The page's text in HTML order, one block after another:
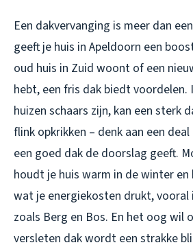
Een dakvervanging is meer dan
geeft je huis in Apeldoorn een
oud huis in Zuid woont of een
hebt, een fris dak biedt voordelen.
huizen schaars zijn, kan een sterk
flink opkrikken – denk aan een
een goed dak de doorslag geeft.
houdt je huis warm in de winter en
wat je energiekosten drukt, vooral
zoals Berg en Bos. En het oog wil
versleten dak wordt een strakke